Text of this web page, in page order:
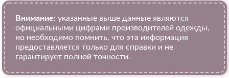
Внимание: указанные выше данные являются
официальными цифрами производителей одежды,
но необходимо помнить, что эта информация
предоставляется только для справки и не
гарантирует полной точности.